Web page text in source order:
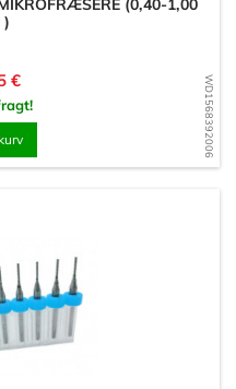
WD1568392006
(0,40-1,00
)
€